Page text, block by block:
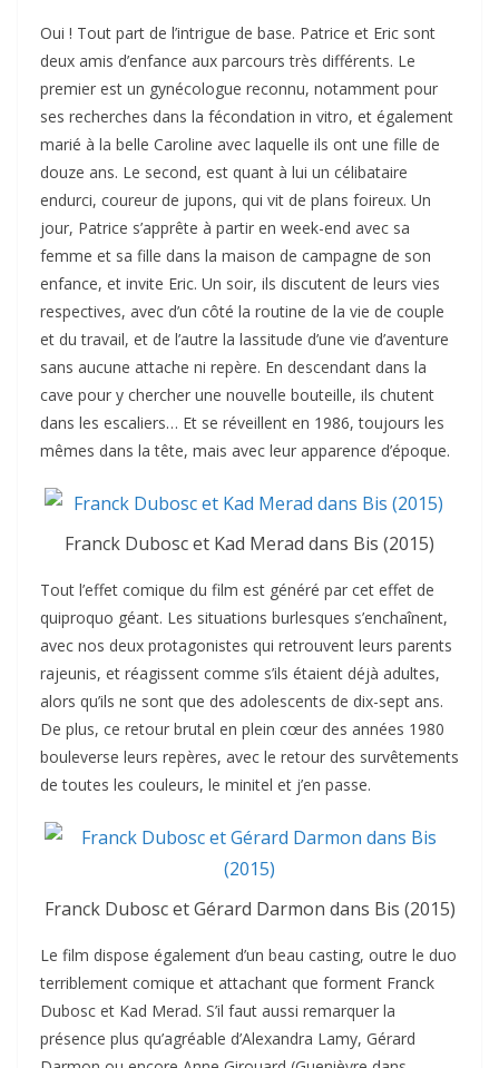
Oui ! Tout part de l’intrigue de base. Patrice et Eric sont
deux amis d’enfance aux parcours très différents. Le
premier est un gynécologue reconnu, notamment pour
ses recherches dans la fécondation in vitro, et également
marié à la belle Caroline avec laquelle ils ont une fille de
douze ans. Le second, est quant à lui un célibataire
endurci, coureur de jupons, qui vit de plans foireux. Un
jour, Patrice s’apprête à partir en week-end avec sa
femme et sa fille dans la maison de campagne de son
enfance, et invite Eric. Un soir, ils discutent de leurs vies
respectives, avec d’un côté la routine de la vie de couple
et du travail, et de l’autre la lassitude d’une vie d’aventure
sans aucune attache ni repère. En descendant dans la
cave pour y chercher une nouvelle bouteille, ils chutent
dans les escaliers… Et se réveillent en 1986, toujours les
mêmes dans la tête, mais avec leur apparence d’époque.
Franck Dubosc et Kad Merad dans Bis (2015)
Tout l’effet comique du film est généré par cet effet de
quiproquo géant. Les situations burlesques s’enchaînent,
avec nos deux protagonistes qui retrouvent leurs parents
rajeunis, et réagissent comme s’ils étaient déjà adultes,
alors qu’ils ne sont que des adolescents de dix-sept ans.
De plus, ce retour brutal en plein cœur des années 1980
bouleverse leurs repères, avec le retour des survêtements
de toutes les couleurs, le minitel et j’en passe.
Franck Dubosc et Gérard Darmon dans Bis (2015)
Le film dispose également d’un beau casting, outre le duo
terriblement comique et attachant que forment Franck
Dubosc et Kad Merad. S’il faut aussi remarquer la
présence plus qu’agréable d’Alexandra Lamy, Gérard